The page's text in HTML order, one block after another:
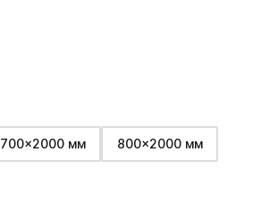
700x2000 мм 800x2000 мм